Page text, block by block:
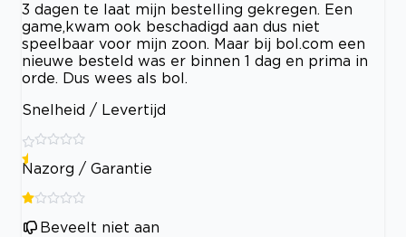
3 dagen te laat mijn bestelling gekregen. Een
game,kwam ook beschadigd aan dus niet
speelbaar voor mijn zoon. Maar bij bol.com een
nieuwe besteld was er binnen 1 dag en prima in
orde. Dus wees als bol.
Snelheid / Levertijd
Nazorg / Garantie
Beveelt niet aan